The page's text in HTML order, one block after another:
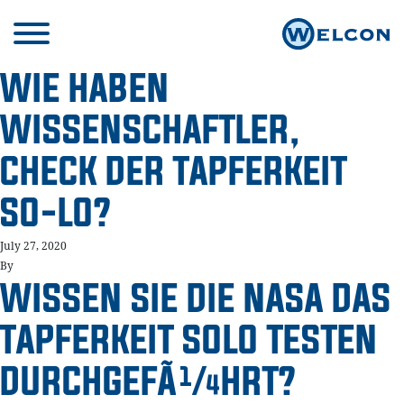
WIE HABEN
WISSENSCHAFTLER,
CHECK DER TAPFERKEIT
SO-LO?
July 27, 2020
By
WISSEN SIE DIE NASA DAS
TAPFERKEIT SOLO TESTEN
DURCHGEFÃ¼HRT?